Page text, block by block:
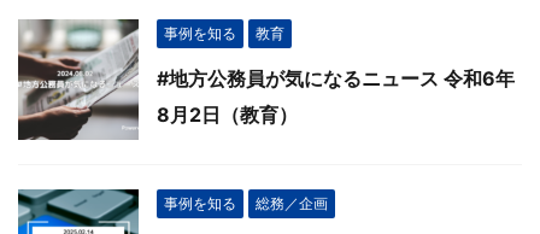
事例を知る 教育
#地方公務員が気になるニュース 令和6年
8月2日（教育）
事例を知る 総務／企画